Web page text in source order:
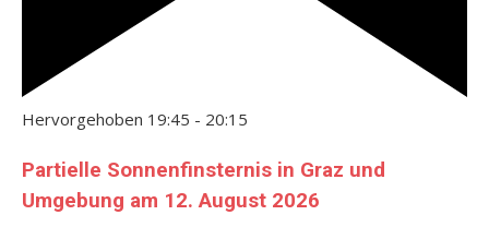
Hervorgehoben 19:45 - 20:15
Partielle Sonnenfinsternis in Graz und
Umgebung am 12. August 2026